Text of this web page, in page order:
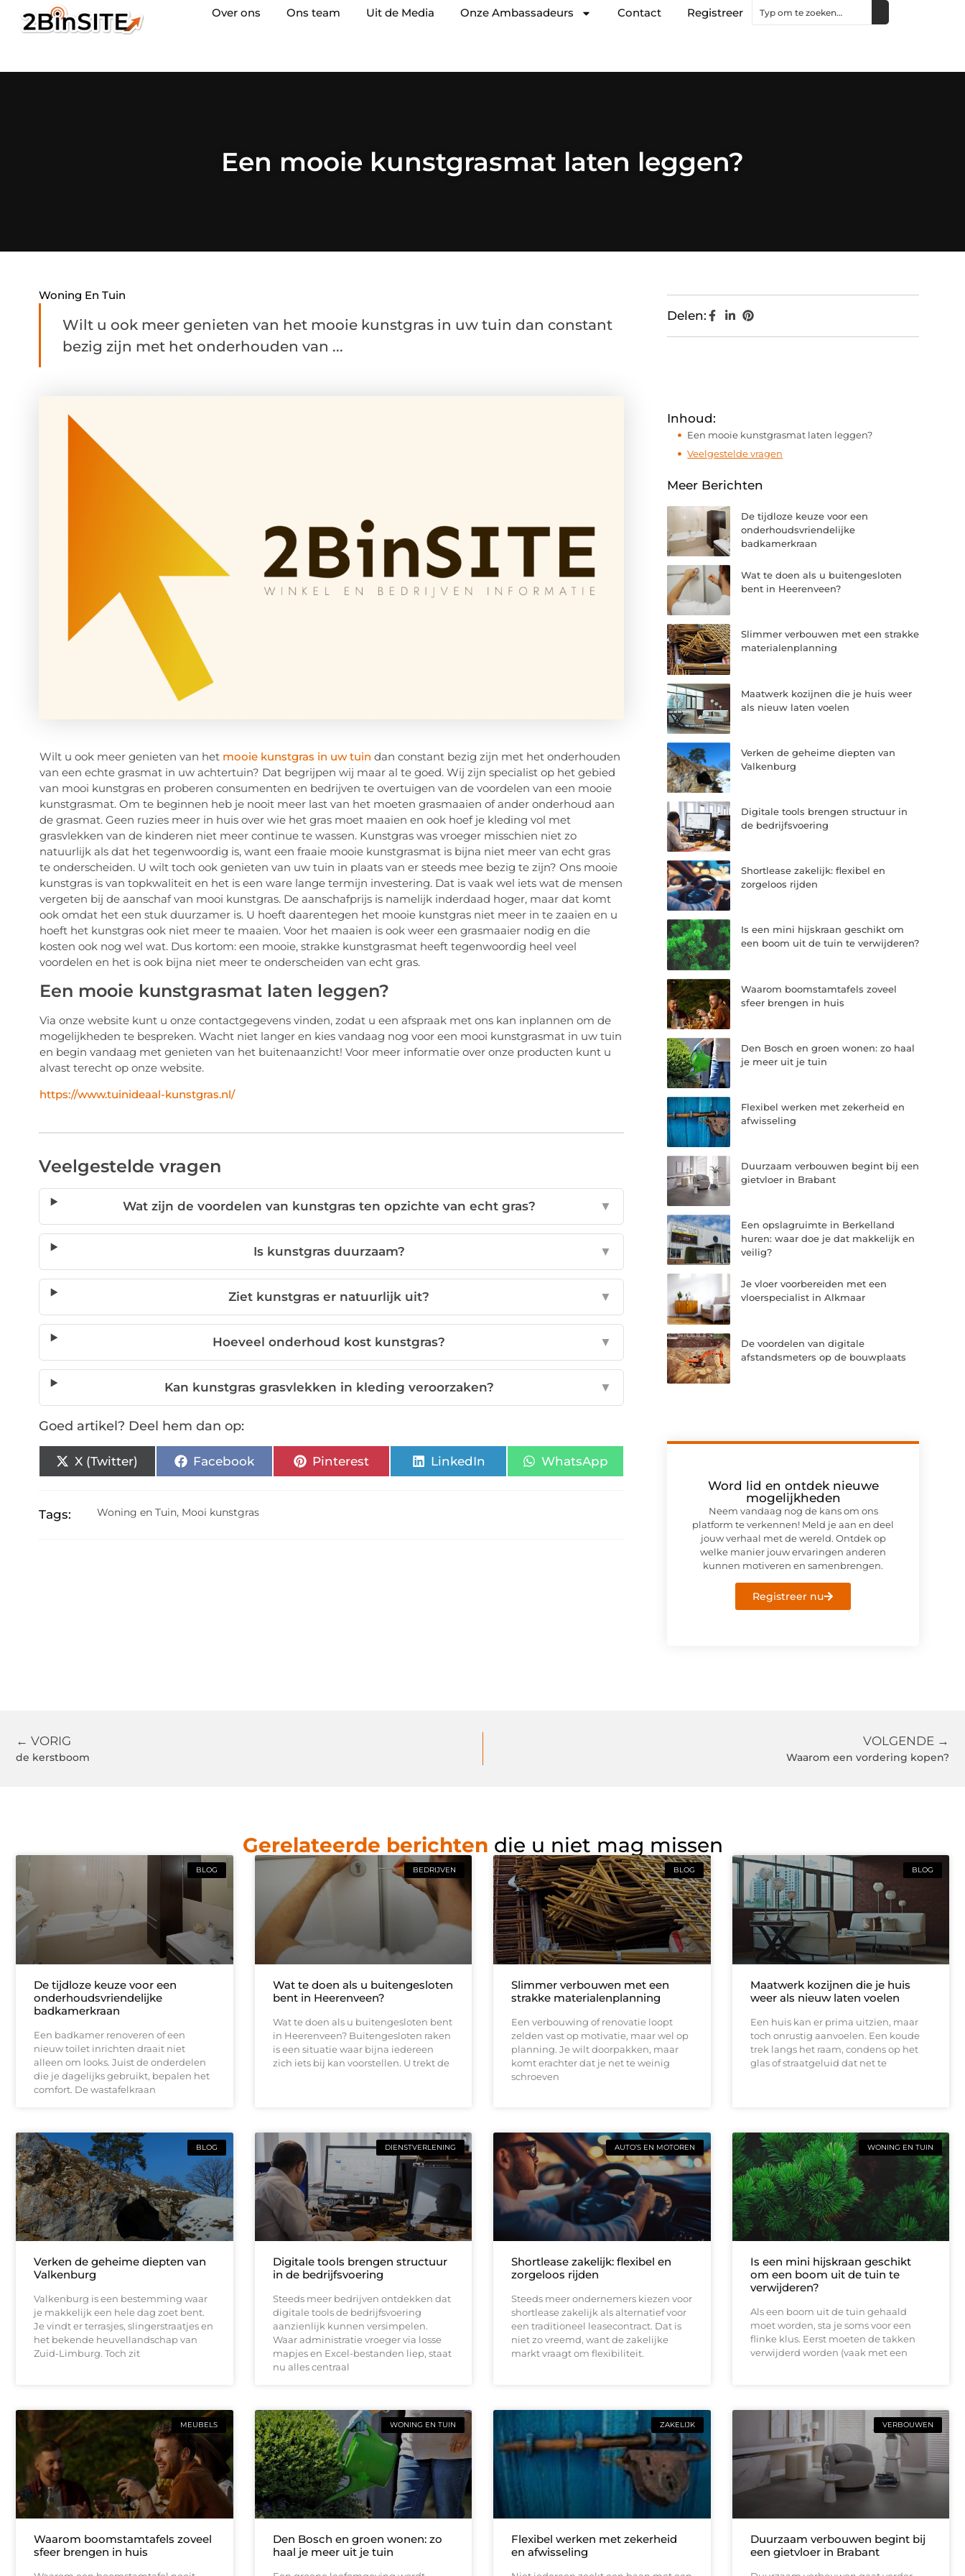
Over ons Ons team Uit de Media Onze Ambassadeurs Contact Registreer
Een mooie kunstgrasmat laten leggen?
Woning En Tuin
Wilt u ook meer genieten van het mooie kunstgras in uw tuin dan constant
bezig zijn met het onderhouden van ...
Wilt u ook meer genieten van het mooie kunstgras in uw tuin dan constant bezig zijn met het onderhouden
van een echte grasmat in uw achtertuin? Dat begrijpen wij maar al te goed. Wij zijn specialist op het gebied
van mooi kunstgras en proberen consumenten en bedrijven te overtuigen van de voordelen van een mooie
kunstgrasmat. Om te beginnen heb je nooit meer last van het moeten grasmaaien of ander onderhoud aan
de grasmat. Geen ruzies meer in huis over wie het gras moet maaien en ook hoef je kleding vol met
grasvlekken van de kinderen niet meer continue te wassen. Kunstgras was vroeger misschien niet zo
natuurlijk als dat het tegenwoordig is, want een fraaie mooie kunstgrasmat is bijna niet meer van echt gras
te onderscheiden. U wilt toch ook genieten van uw tuin in plaats van er steeds mee bezig te zijn? Ons mooie
kunstgras is van topkwaliteit en het is een ware lange termijn investering. Dat is vaak wel iets wat de mensen
vergeten bij de aanschaf van mooi kunstgras. De aanschafprijs is namelijk inderdaad hoger, maar dat komt
ook omdat het een stuk duurzamer is. U hoeft daarentegen het mooie kunstgras niet meer in te zaaien en u
hoeft het kunstgras ook niet meer te maaien. Voor het maaien is ook weer een grasmaaier nodig en die
kosten ook nog wel wat. Dus kortom: een mooie, strakke kunstgrasmat heeft tegenwoordig heel veel
voordelen en het is ook bijna niet meer te onderscheiden van echt gras.
Een mooie kunstgrasmat laten leggen?
Via onze website kunt u onze contactgegevens vinden, zodat u een afspraak met ons kan inplannen om de
mogelijkheden te bespreken. Wacht niet langer en kies vandaag nog voor een mooi kunstgrasmat in uw tuin
en begin vandaag met genieten van het buitenaanzicht! Voor meer informatie over onze producten kunt u
alvast terecht op onze website.
https://www.tuinideaal-kunstgras.nl/
Veelgestelde vragen
Wat zijn de voordelen van kunstgras ten opzichte van echt gras? ▼
Is kunstgras duurzaam? ▼
Ziet kunstgras er natuurlijk uit? ▼
Hoeveel onderhoud kost kunstgras? ▼
Kan kunstgras grasvlekken in kleding veroorzaken? ▼
Goed artikel? Deel hem dan op:
X (Twitter) Facebook Pinterest LinkedIn WhatsApp
Tags: Woning en Tuin, Mooi kunstgras
Delen:
Inhoud:
Een mooie kunstgrasmat laten leggen?
Veelgestelde vragen
Meer Berichten
De tijdloze keuze voor een
onderhoudsvriendelijke
badkamerkraan
Wat te doen als u buitengesloten
bent in Heerenveen?
Slimmer verbouwen met een strakke
materialenplanning
Maatwerk kozijnen die je huis weer
als nieuw laten voelen
Verken de geheime diepten van
Valkenburg
Digitale tools brengen structuur in
de bedrijfsvoering
Shortlease zakelijk: flexibel en
zorgeloos rijden
Is een mini hijskraan geschikt om
een boom uit de tuin te verwijderen?
Waarom boomstamtafels zoveel
sfeer brengen in huis
Den Bosch en groen wonen: zo haal
je meer uit je tuin
Flexibel werken met zekerheid en
afwisseling
Duurzaam verbouwen begint bij een
gietvloer in Brabant
Een opslagruimte in Berkelland
huren: waar doe je dat makkelijk en
veilig?
Je vloer voorbereiden met een
vloerspecialist in Alkmaar
De voordelen van digitale
afstandsmeters op de bouwplaats
Word lid en ontdek nieuwe
mogelijkheden
Neem vandaag nog de kans om ons
platform te verkennen! Meld je aan en deel
jouw verhaal met de wereld. Ontdek op
welke manier jouw ervaringen anderen
kunnen motiveren en samenbrengen.
Registreer nu
← VORIG
de kerstboom
VOLGENDE →
Waarom een vordering kopen?
Gerelateerde berichten die u niet mag missen
BLOG
De tijdloze keuze voor een
onderhoudsvriendelijke
badkamerkraan
Een badkamer renoveren of een
nieuw toilet inrichten draait niet
alleen om looks. Juist de onderdelen
die je dagelijks gebruikt, bepalen het
comfort. De wastafelkraan
BEDRIJVEN
Wat te doen als u buitengesloten
bent in Heerenveen?
Wat te doen als u buitengesloten bent
in Heerenveen? Buitengesloten raken
is een situatie waar bijna iedereen
zich iets bij kan voorstellen. U trekt de
BLOG
Slimmer verbouwen met een
strakke materialenplanning
Een verbouwing of renovatie loopt
zelden vast op motivatie, maar wel op
planning. Je wilt doorpakken, maar
komt erachter dat je net te weinig
schroeven
BLOG
Maatwerk kozijnen die je huis
weer als nieuw laten voelen
Een huis kan er prima uitzien, maar
toch onrustig aanvoelen. Een koude
trek langs het raam, condens op het
glas of straatgeluid dat net te
BLOG
Verken de geheime diepten van
Valkenburg
Valkenburg is een bestemming waar
je makkelijk een hele dag zoet bent.
Je vindt er terrasjes, slingerstraatjes en
het bekende heuvellandschap van
Zuid-Limburg. Toch zit
DIENSTVERLENING
Digitale tools brengen structuur
in de bedrijfsvoering
Steeds meer bedrijven ontdekken dat
digitale tools de bedrijfsvoering
aanzienlijk kunnen versimpelen.
Waar administratie vroeger via losse
mapjes en Excel-bestanden liep, staat
nu alles centraal
AUTO’S EN MOTOREN
Shortlease zakelijk: flexibel en
zorgeloos rijden
Steeds meer ondernemers kiezen voor
shortlease zakelijk als alternatief voor
een traditioneel leasecontract. Dat is
niet zo vreemd, want de zakelijke
markt vraagt om flexibiliteit.
WONING EN TUIN
Is een mini hijskraan geschikt
om een boom uit de tuin te
verwijderen?
Als een boom uit de tuin gehaald
moet worden, sta je soms voor een
flinke klus. Eerst moeten de takken
verwijderd worden (vaak met een
MEUBELS
Waarom boomstamtafels zoveel
sfeer brengen in huis
WONING EN TUIN
Den Bosch en groen wonen: zo
haal je meer uit je tuin
ZAKELIJK
Flexibel werken met zekerheid
en afwisseling
VERBOUWEN
Duurzaam verbouwen begint bij
een gietvloer in Brabant